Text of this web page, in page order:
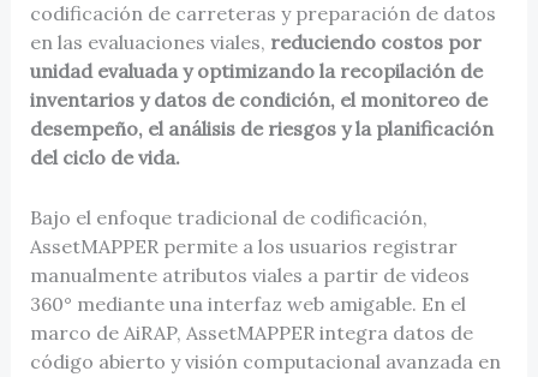
codificación de carreteras y preparación de datos
en las evaluaciones viales, reduciendo costos por
unidad evaluada y optimizando la recopilación de
inventarios y datos de condición, el monitoreo de
desempeño, el análisis de riesgos y la planificación
del ciclo de vida.
Bajo el enfoque tradicional de codificación,
AssetMAPPER permite a los usuarios registrar
manualmente atributos viales a partir de videos
360° mediante una interfaz web amigable. En el
marco de AiRAP, AssetMAPPER integra datos de
código abierto y visión computacional avanzada en